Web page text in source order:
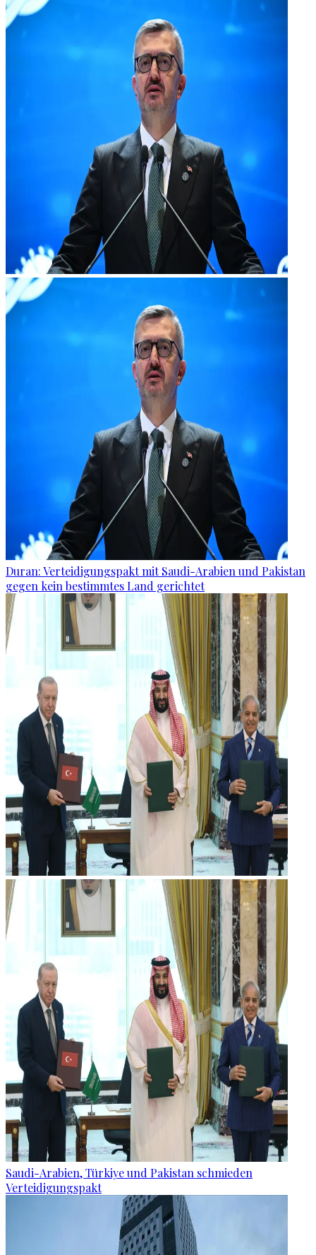
Duran: Verteidigungspakt mit Saudi-Arabien und Pakistan
gegen kein bestimmtes Land gerichtet
Saudi-Arabien, Türkiye und Pakistan schmieden
Verteidigungspakt